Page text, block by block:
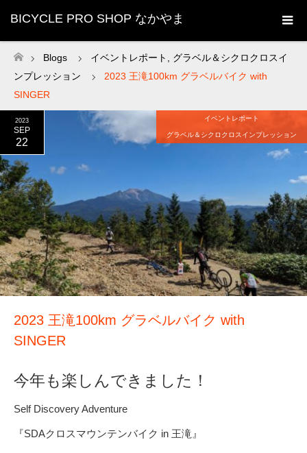
BICYCLE PRO SHOP なかやま
ホーム
Blogs イベントレポート
グラベル＆シクロクロスイ
ンプレッション
2023 王滝100km グラベルバイク with
SINGER
2023
SEP
22
イベントレポート
グラベル＆シクロクロスインプレッション
2023 王滝100km グラベルバイク with
SINGER
今年も楽しんできました！
Self Discovery Adventure
『SDAクロスマウンテンバイク in 王滝』